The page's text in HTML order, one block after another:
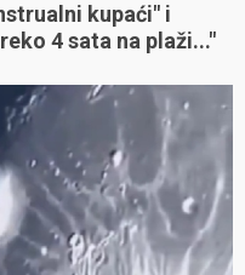
kupaći" i
4 sata na plaži..."